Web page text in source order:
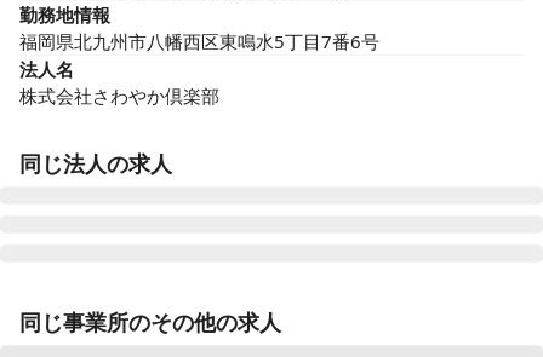
勤務地情報
福岡県北九州市八幡西区東鳴水5丁目7番6号
法人名
株式会社さわやか倶楽部
同じ法人の求人
福岡県北九州市門司区大字畑1543番1号
同じ事業所のその他の求人